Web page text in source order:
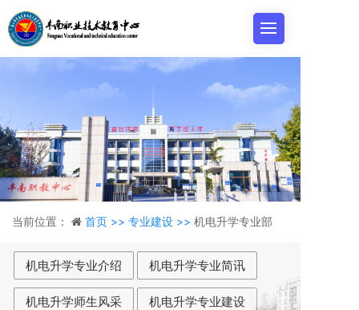
当前位置： 首页 >> 专业建设 >> 机电升学专业部
机电升学专业介绍 机电升学专业简讯
机电升学师生风采 机电升学专业建设